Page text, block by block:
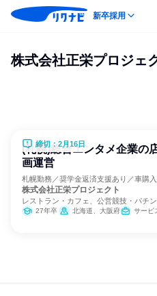
新卒採用
株式会社正栄プロジェ
締切：2月16日
(札幌)総合エンタメ企業の
画運営
札幌勤務／奨学金返済支援あり／車購
株式会社正栄プロジェクト
レストラン・カフェ、公営競技・パチ
27年卒 北海道、大阪府 サービ